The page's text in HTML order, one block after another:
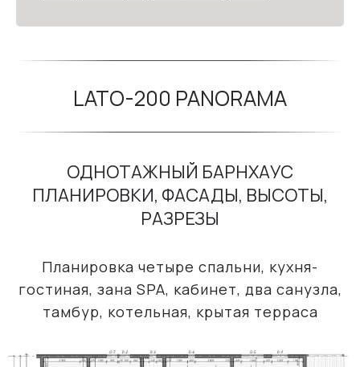
LATO-200 PANORAMA
ОДНОТАЖНЫЙ БАРНХАУС
ПЛАНИРОВКИ, ФАСАДЫ, ВЫСОТЫ,
РАЗРЕЗЫ
Планировка четыре спальни, кухня-
гостиная, зана SPA, кабинет, два санузла,
тамбур, котельная, крытая терраса